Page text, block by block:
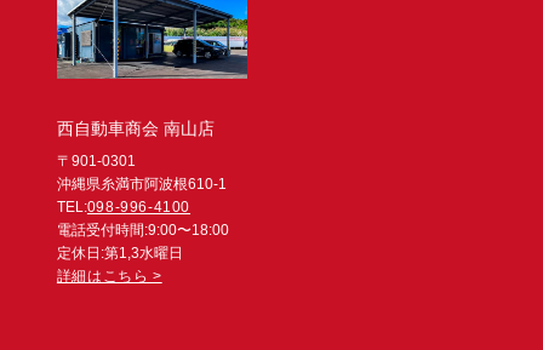
西自動車商会 南山店
〒901-0301
沖縄県糸満市阿波根610-1
TEL:098-996-4100
電話受付時間:9:00〜18:00
定休日:第1,3水曜日
詳細はこちら >